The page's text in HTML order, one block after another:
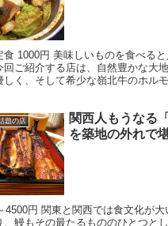
食 1000円 美味しいものを食べる
回ご紹介する店は、自然豊かな大
しく、そして希少な嶺北牛のホル
題の店
関西人もうなる
を築地の外れで
円 関東と関西では食文化が大
、鰻もその最たるもののひとつと